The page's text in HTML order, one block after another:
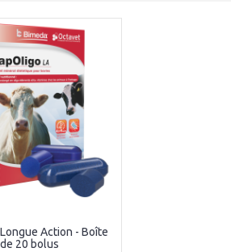
Action - Boîte
de 20 bolus